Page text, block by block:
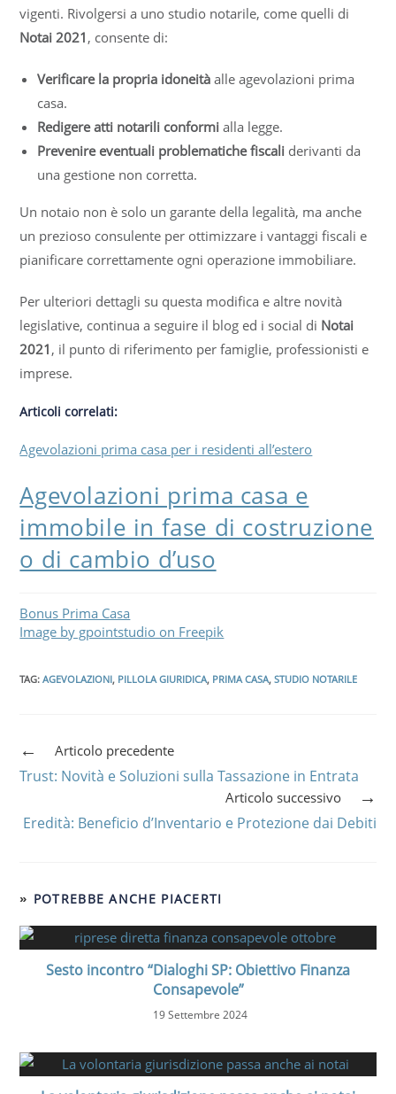
vigenti. Rivolgersi a uno studio notarile, come quelli di
Notai 2021 , consente di:
Verificare la propria idoneità alle agevolazioni prima
casa.
Redigere atti notarili conformi alla legge.
Prevenire eventuali problematiche fiscali derivanti da
una gestione non corretta.
Un notaio non è solo un garante della legalità, ma anche
un prezioso consulente per ottimizzare i vantaggi fiscali e
pianificare correttamente ogni operazione immobiliare.
Per ulteriori dettagli su questa modifica e altre novità
legislative, continua a seguire il blog ed i social di Notai
2021 , il punto di riferimento per famiglie, professionisti e
imprese.
Articoli correlati:
Agevolazioni prima casa per i residenti all’estero
Agevolazioni prima casa e
immobile in fase di costruzione
o di cambio d’uso
Bonus Prima Casa
Image by gpointstudio on Freepik
TAG:AGEVOLAZIONI, PILLOLA GIURIDICA, PRIMA CASA, STUDIO NOTARILE
Articolo precedente
Trust: Novità e Soluzioni sulla Tassazione in Entrata
Articolo successivo
Eredità: Beneficio d’Inventario e Protezione dai Debiti
POTREBBE ANCHE PIACERTI
Sesto incontro “Dialoghi SP: Obiettivo Finanza
Consapevole”
19 Settembre 2024